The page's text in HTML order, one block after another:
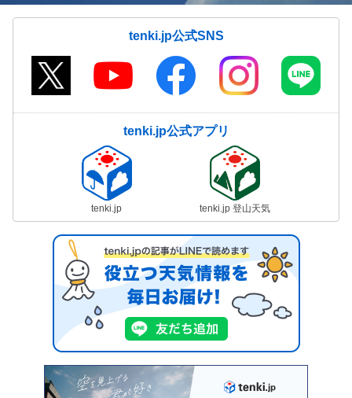
tenki.jp公式SNS
tenki.jp公式アプリ
tenki.jp tenki.jp 登山天気